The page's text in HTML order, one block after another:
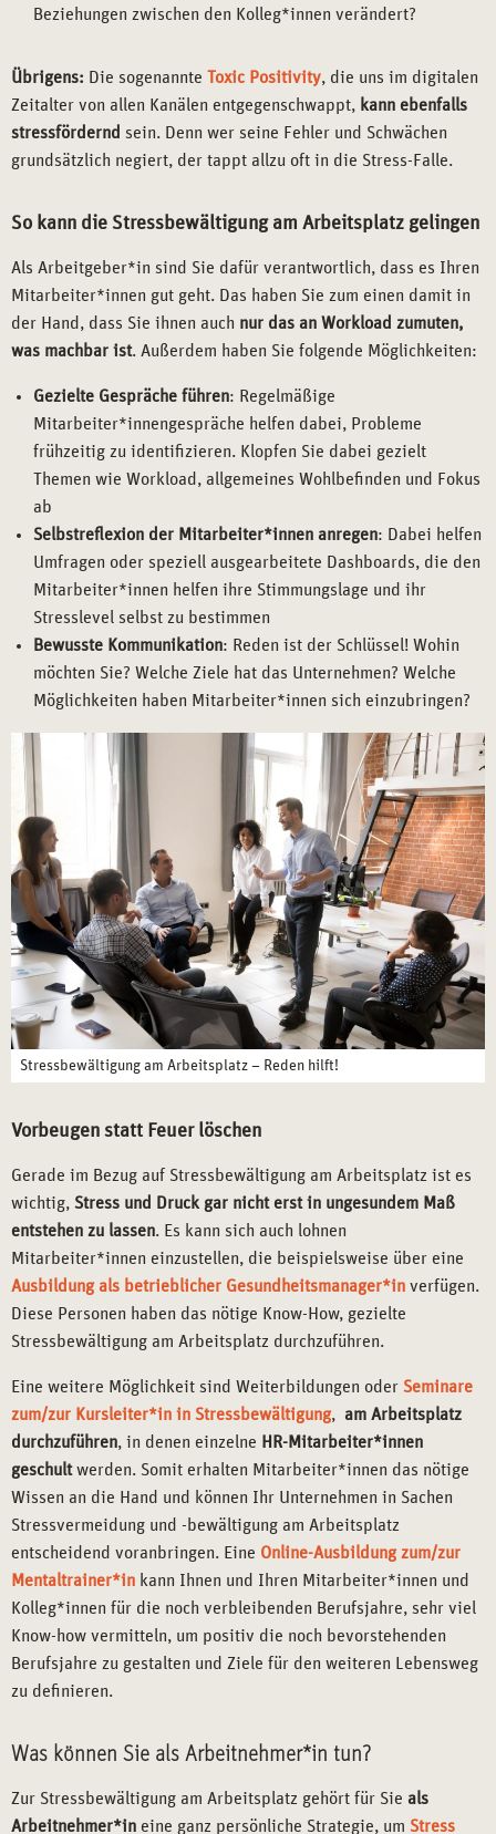
Beziehungen zwischen den Kolleg*innen verändert?
Übrigens: Die sogenannte Toxic Positivity, die uns im digitalen
Zeitalter von allen Kanälen entgegenschwappt, kann ebenfalls
stressfördernd sein. Denn wer seine Fehler und Schwächen
grundsätzlich negiert, der tappt allzu oft in die Stress-Falle.
So kann die Stressbewältigung am Arbeitsplatz gelingen
Als Arbeitgeber*in sind Sie dafür verantwortlich, dass es Ihren
Mitarbeiter*innen gut geht. Das haben Sie zum einen damit in
der Hand, dass Sie ihnen auch nur das an Workload zumuten,
was machbar ist. Außerdem haben Sie folgende Möglichkeiten:
Gezielte Gespräche führen: Regelmäßige
Mitarbeiter*innengespräche helfen dabei, Probleme
frühzeitig zu identifizieren. Klopfen Sie dabei gezielt
Themen wie Workload, allgemeines Wohlbefinden und Fokus
ab
Selbstreflexion der Mitarbeiter*innen anregen: Dabei helfen
Umfragen oder speziell ausgearbeitete Dashboards, die den
Mitarbeiter*innen helfen ihre Stimmungslage und ihr
Stresslevel selbst zu bestimmen
Bewusste Kommunikation: Reden ist der Schlüssel! Wohin
möchten Sie? Welche Ziele hat das Unternehmen? Welche
Möglichkeiten haben Mitarbeiter*innen sich einzubringen?
Stressbewältigung am Arbeitsplatz – Reden hilft!
Vorbeugen statt Feuer löschen
Gerade im Bezug auf Stressbewältigung am Arbeitsplatz ist es
wichtig, Stress und Druck gar nicht erst in ungesundem Maß
entstehen zu lassen. Es kann sich auch lohnen
Mitarbeiter*innen einzustellen, die beispielsweise über eine
Ausbildung als betrieblicher Gesundheitsmanager*in verfügen.
Diese Personen haben das nötige Know-How, gezielte
Stressbewältigung am Arbeitsplatz durchzuführen.
Eine weitere Möglichkeit sind Weiterbildungen oder Seminare
zum/zur Kursleiter*in in Stressbewältigung,
am Arbeitsplatz
durchzuführen, in denen einzelne HR-Mitarbeiter*innen
geschultwerden. Somit erhalten Mitarbeiter*innen das nötige
Wissen an die Hand und können Ihr Unternehmen in Sachen
Stressvermeidung und -bewältigung am Arbeitsplatz
entscheidend voranbringen. Eine Online-Ausbildung zum/zur
Mentaltrainer*in kann Ihnen und Ihren Mitarbeiter*innen und
Kolleg*innen für die noch verbleibenden Berufsjahre, sehr viel
Know-how vermitteln, um positiv die noch bevorstehenden
Berufsjahre zu gestalten und Ziele für den weiteren Lebensweg
zu definieren.
Was können Sie als Arbeitnehmer*in tun?
Zur Stressbewältigung am Arbeitsplatz gehört für Sie als
Arbeitnehmer*in eine ganz persönliche Strategie, um Stress